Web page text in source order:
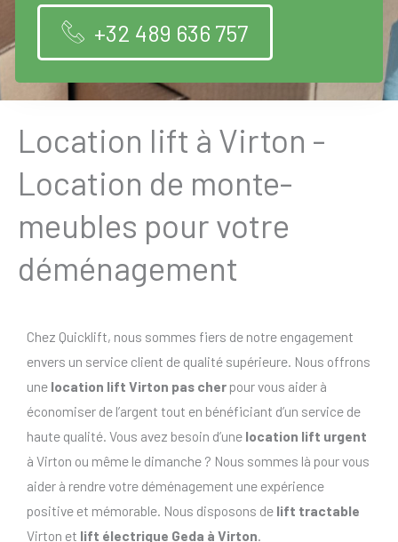
+32 489 636 757
Location lift à Virton -
Location de monte-
meubles pour votre
déménagement
Chez Quicklift, nous sommes fiers de notre engagement
envers un service client de qualité supérieure. Nous offrons
une location lift Virton pas cher pour vous aider à
économiser de l’argent tout en bénéficiant d’un service de
haute qualité. Vous avez besoin d’une location lift urgent
à Virton ou même le dimanche ? Nous sommes là pour vous
aider à rendre votre déménagement une expérience
positive et mémorable. Nous disposons de lift tractable
Virton et lift électrique Geda à Virton.